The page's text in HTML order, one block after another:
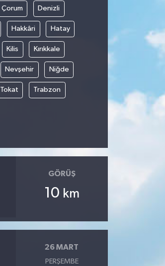
Çorum Denizli
Hakkâri Hatay
Kilis Kırıkkale
Nevşehir Niğde
Tokat Trabzon
GÖRÜŞ
10 km
26 MART
PERŞEMBE